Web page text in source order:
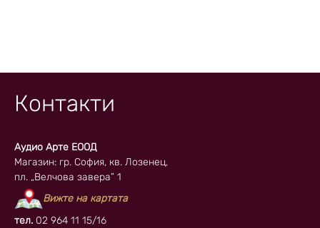
Контакти
Аудио Арте ЕООД
Магазин: гр. София, кв. Лозенец,
пл. „Велчова завера” 1
Вижте на картата
тел. 02 964 11 15/16